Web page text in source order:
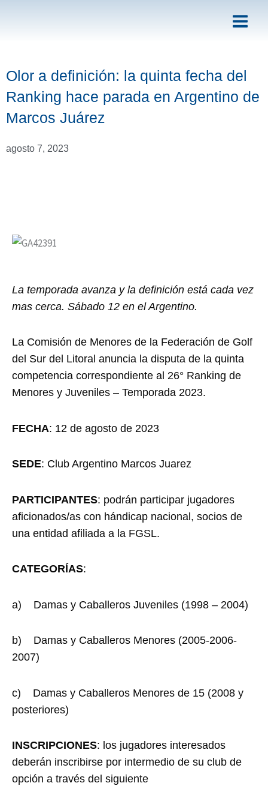
Olor a definición: la quinta fecha del
Ranking hace parada en Argentino de
Marcos Juárez
agosto 7, 2023
La temporada avanza y la definición está cada vez
mas cerca. Sábado 12 en el Argentino.
La Comisión de Menores de la Federación de Golf
del Sur del Litoral anuncia la disputa de la quinta
competencia correspondiente al 26° Ranking de
Menores y Juveniles – Temporada 2023.
FECHA: 12 de agosto de 2023
SEDE: Club Argentino Marcos Juarez
PARTICIPANTES: podrán participar jugadores
aficionados/as con hándicap nacional, socios de
una entidad afiliada a la FGSL.
CATEGORÍAS:
a) Damas y Caballeros Juveniles (1998 – 2004)
b) Damas y Caballeros Menores (2005-2006-
2007)
c) Damas y Caballeros Menores de 15 (2008 y
posteriores)
INSCRIPCIONES: los jugadores interesados
deberán inscribirse por intermedio de su club de
opción a través del siguiente